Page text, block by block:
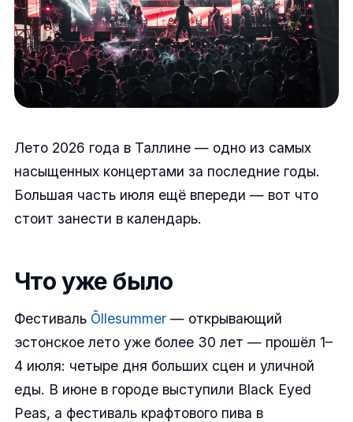
Лето 2026 года в Таллине — одно из самых
насыщенных концертами за последние годы.
Большая часть июля ещё впереди — вот что
стоит занести в календарь.
Что уже было
Фестиваль Õllesummer — открывающий
эстонское лето уже более 30 лет — прошёл 1–
4 июля: четыре дня больших сцен и уличной
еды. В июне в городе выступили Black Eyed
Peas, а фестиваль крафтового пива в